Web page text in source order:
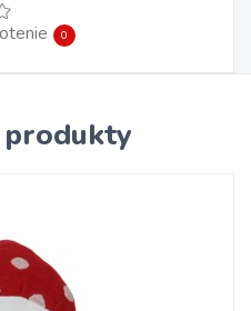
0
produkty